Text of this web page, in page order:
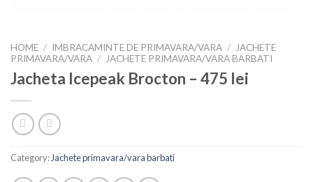
HOME / IMBRACAMINTE DE PRIMAVARA/VARA /
JACHETE
PRIMAVARA/VARA / JACHETE PRIMAVARA/VARA BARBATI
Jacheta Icepeak Brocton – 475 lei
Category: Jachete primavara/vara barbati